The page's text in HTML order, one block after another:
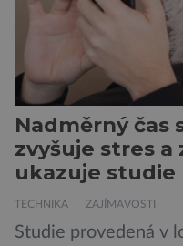
Nadměrný čas
zvyšuje stres a
ukazuje studie
TECHNIKA ZAJÍMAVOSTI
Studie provedená v